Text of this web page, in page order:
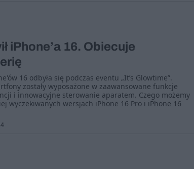
iPhone’a 16. Obiecuje
16 odbyła się podczas eventu „It’s Glowtime”.
zostały wyposażone w zaawansowane funkcje
i innowacyjne sterowanie aparatem. Czego możemy
wyczekiwanych wersjach iPhone 16 Pro i iPhone 16